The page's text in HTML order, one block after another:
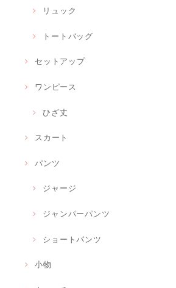
リュック
トートバッグ
セットアップ
ワンピース
ひざ丈
スカート
パンツ
ジャージ
ジャンパーパンツ
ショートパンツ
小物